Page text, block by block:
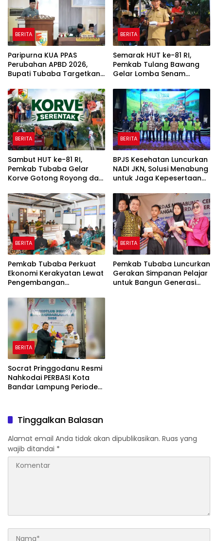
BERITA
Paripurna KUA PPAS
Perubahan APBD 2026,
Bupati Tubaba Targetkan
Rp820,3 Miliar
BERITA
Semarak HUT ke-81 RI,
Pemkab Tulang Bawang
Gelar Lomba Senam
BERITA
Sambut HUT ke-81 RI,
Pemkab Tubaba Gelar
Korve Gotong Royong dan
BERITA
BPJS Kesehatan Luncurkan
NADI JKN, Solusi Menabung
untuk Jaga Kepesertaan
BERITA
Pemkab Tubaba Perkuat
Ekonomi Kerakyatan Lewat
Pengembangan
Penyaluran KUR
BERITA
Pemkab Tubaba Luncurkan
Gerakan Simpanan Pelajar
untuk Bangun Generasi
BERITA
Socrat Pringgodanu Resmi
Nahkodai PERBASI Kota
Bandar Lampung Periode
Tinggalkan Balasan
Alamat email Anda tidak akan dipublikasikan. Ruas yang
wajib ditandai *